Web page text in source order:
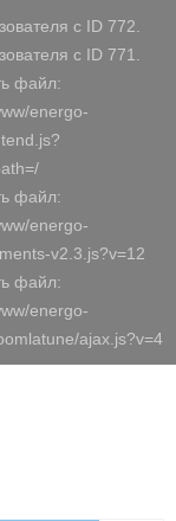
с ID 772.
с ID 771.
файл:
energo-
файл:
energo-
v2.3.js?v=12
файл:
energo-
ajax.js?v=4